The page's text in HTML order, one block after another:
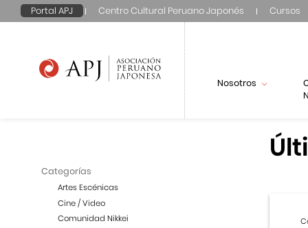
Portal APJ Centro Cultural Peruano Japonés Cursos
Nosotros
Categorías
Artes Escénicas
Cine / Video
Comunidad Nikkei